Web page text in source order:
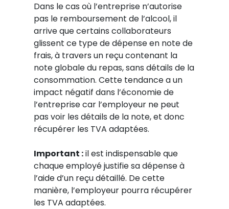
Dans le cas où l’entreprise n’autorise
pas le remboursement de l’alcool, il
arrive que certains collaborateurs
glissent ce type de dépense en note de
frais, à travers un reçu contenant la
note globale du repas, sans détails de la
consommation. Cette tendance a un
impact négatif dans l’économie de
l’entreprise car l’employeur ne peut
pas voir les détails de la note, et donc
récupérer les TVA adaptées.
Important :il est indispensable que
chaque employé justifie sa dépense à
l’aide d’un reçu détaillé. De cette
manière, l’employeur pourra récupérer
les TVA adaptées.